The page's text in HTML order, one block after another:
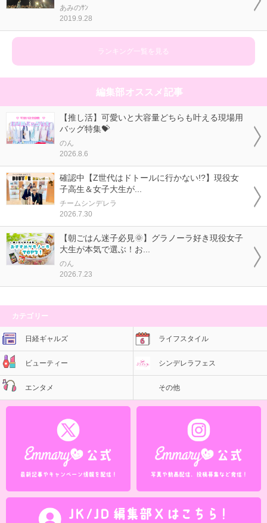
あみのｻﾝ
2019.9.28
ランキング一覧を見る
編集部オススメ記事
【推し活】可愛いと大容量どちらも叶える現場用
バッグ特集💝
のん
2026.8.6
確認中【Z世代はドトールに行かない!?】現役女
子高生＆女子大生が...
チームシンデレラ
2026.7.30
【朝ごはん迷子必見🌞】グラノーラ好き現役女子
大生が本気で選ぶ！お...
のん
2026.7.23
カテゴリー
日経ギャルズ ライフスタイル
ビューティー シンデレラフェス
エンタメ その他